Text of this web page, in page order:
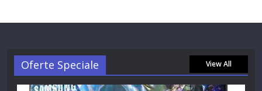
Oferte Speciale View All